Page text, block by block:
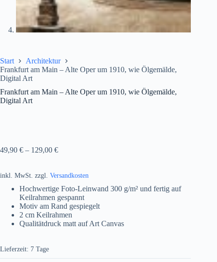
Start
Architektur
Frankfurt am Main – Alte Oper um 1910, wie Ölgemälde,
Digital Art
Frankfurt am Main – Alte Oper um 1910, wie Ölgemälde,
Digital Art
49,90 € – 129,00 €
inkl. MwSt. zzgl. Versandkosten
Hochwertige Foto-Leinwand 300 g/m² und fertig auf
Keilrahmen gespannt
Motiv am Rand gespiegelt
2 cm Keilrahmen
Qualitätdruck matt auf Art Canvas
Lieferzeit: 7 Tage